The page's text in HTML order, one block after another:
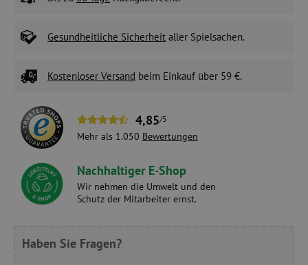
Gesundheitliche Sicherheit aller Spielsachen.
Kostenloser Versand beim Einkauf über 59 €.
4,85/5
Mehr als 1.050 Bewertungen
Nachhaltiger E-Shop
Wir nehmen die Umwelt und den
Schutz der Mitarbeiter ernst.
Haben Sie Fragen?